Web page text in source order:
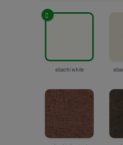
abachi white